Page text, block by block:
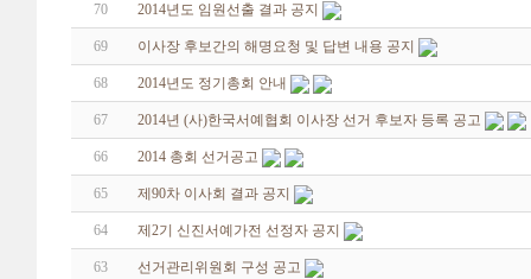
70 2014년도 임원선출 결과 공지
69 이사장 후보간의 해명요청 및 답변 내용 공지
68 2014년도 정기총회 안내
67 2014년 (사)한국서예협회 이사장 선거 후보자 등록 공고
66 2014 총회 선거공고
65 제90차 이사회 결과 공지
64 제2기 신진서예가전 선정자 공지
63 선거관리위원회 구성 공고